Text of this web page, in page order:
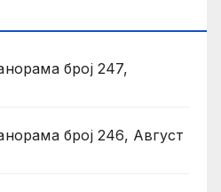
број 247,
број 246, Август